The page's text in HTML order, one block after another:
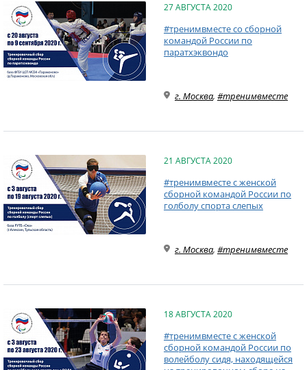
27 АВГУСТА 2020
#тренимвместе со сборной
командой России по
паратхэквондо
г. Москва, #тренимвместе
21 АВГУСТА 2020
#тренимвместе с женской
сборной командой России по
голболу спорта слепых
г. Москва, #тренимвместе
18 АВГУСТА 2020
#тренимвместе с женской
сборной командой России по
волейболу сидя, находящейся